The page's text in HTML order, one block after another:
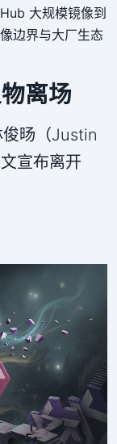
大规模镜像到
边界与大厂生态
离场
旸（Justin
宣布离开